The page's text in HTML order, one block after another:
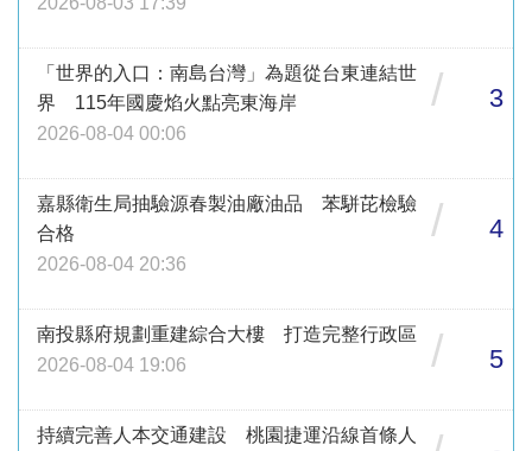
「世界的入口：南島台灣」為題從台東連結世
界 115年國慶焰火點亮東海岸
2026-08-04 00:06
/ 3
嘉縣衛生局抽驗源春製油廠油品 苯駢芘檢驗
合格
2026-08-04 20:36
/ 4
南投縣府規劃重建綜合大樓 打造完整行政區
2026-08-04 19:06
/ 5
持續完善人本交通建設 桃園捷運沿線首條人